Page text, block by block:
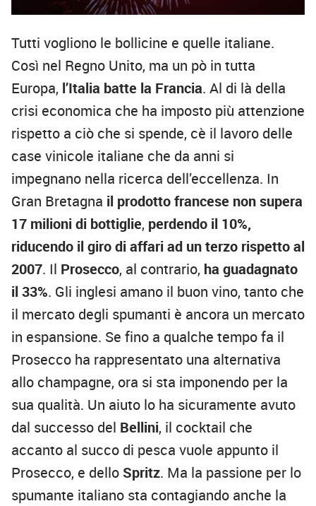
Tutti vogliono le bollicine e quelle italiane.
Così nel Regno Unito, ma un pò in tutta
Europa, l’Italia batte la Francia. Al di là della
crisi economica che ha imposto più attenzione
rispetto a ciò che si spende, cè il lavoro delle
case vinicole italiane che da anni si
impegnano nella ricerca dell’eccellenza. In
Gran Bretagna il prodotto francese non supera
17 milioni di bottiglie, perdendo il 10%,
riducendo il giro di affari ad un terzo rispetto al
2007. Il Prosecco, al contrario, ha guadagnato
il 33%. Gli inglesi amano il buon vino, tanto che
il mercato degli spumanti è ancora un mercato
in espansione. Se fino a qualche tempo fa il
Prosecco ha rappresentato una alternativa
allo champagne, ora si sta imponendo per la
sua qualità. Un aiuto lo ha sicuramente avuto
dal successo del Bellini, il cocktail che
accanto al succo di pesca vuole appunto il
Prosecco, e dello Spritz. Ma la passione per lo
spumante italiano sta contagiando anche la